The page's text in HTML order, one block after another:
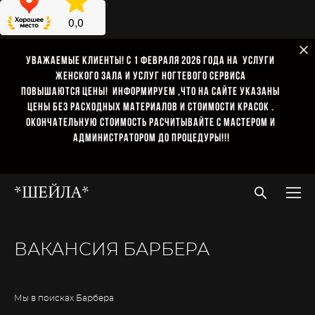
Уважаемые клиенты! С 1 февраля 2026 года на услуги
женского зала и услуг ногтевого сервиса
повышаются цены! информируем ,что на сайте указаны
цены без расходных материалов И стоимости красок .
окончательную стоимость расчитывайте с мастером и
администратором до процедуры!!!
*ШЕЙЛA*
ВАКАНСИЯ БАРБЕРА
Мы в поисках Барбера